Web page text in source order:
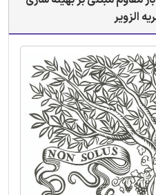
الزویر